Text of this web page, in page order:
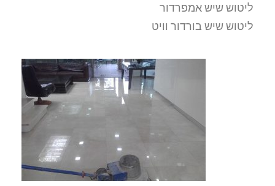
ליטוש שיש אמפרדור
ליטוש שיש בורדור וויט